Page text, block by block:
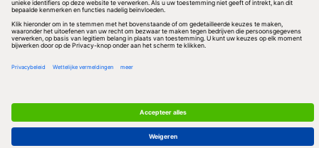
Redactionele partner
Algemene Voorwaarden & Copyrights